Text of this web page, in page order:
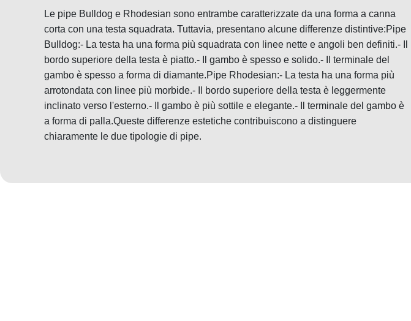
Le pipe Bulldog e Rhodesian sono entrambe caratterizzate da una forma a canna
corta con una testa squadrata. Tuttavia, presentano alcune differenze distintive:Pipe
Bulldog:- La testa ha una forma più squadrata con linee nette e angoli ben definiti.- Il
bordo superiore della testa è piatto.- Il gambo è spesso e solido.- Il terminale del
gambo è spesso a forma di diamante.Pipe Rhodesian:- La testa ha una forma più
arrotondata con linee più morbide.- Il bordo superiore della testa è leggermente
inclinato verso l'esterno.- Il gambo è più sottile e elegante.- Il terminale del gambo è
a forma di palla.Queste differenze estetiche contribuiscono a distinguere
chiaramente le due tipologie di pipe.